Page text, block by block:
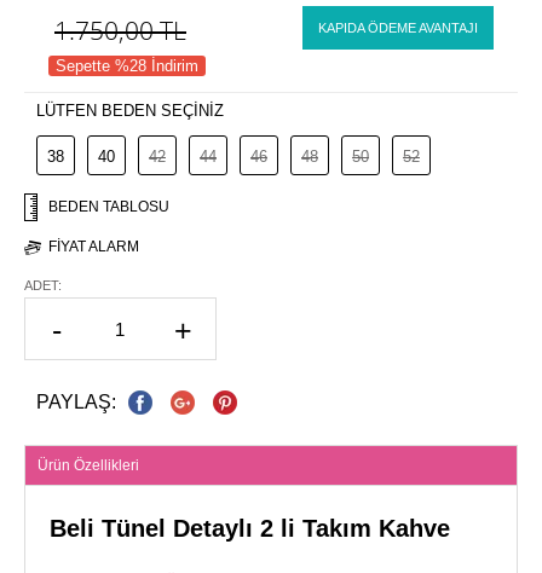
1.750,00TL KAPIDA ÖDEME AVANTAJI
Sepette %28 İndirim
LÜTFEN BEDEN SEÇİNİZ
38 40 42 44 46 48 50 52
BEDEN TABLOSU
FIYAT ALARM
ADET:
- +
PAYLAŞ:
Ürün Özellikleri
Beli Tünel Detaylı 2 li Takım Kahve